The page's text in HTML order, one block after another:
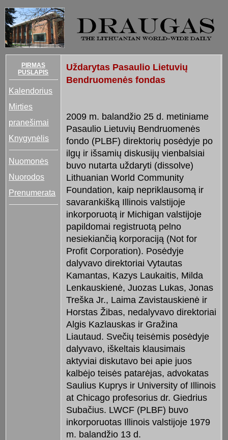
PIRMAS
PUSLAPIS
Kalendorius
Mirties
pranešimai
Knygynėlis
Nuomonės
Nuorodos
Prenumerata
Uždarytas Pasaulio Lietuvių
Bendruomenės fondas
2009 m. balandžio 25 d. metiniame
Pasaulio Lietuvių Bendruomenės
fondo (PLBF) direktorių posėdyje po
ilgų ir išsamių diskusijų vienbalsiai
buvo nutarta uždaryti (dissolve)
Lithuanian World Community
Foundation, kaip nepriklausomą ir
savarankišką Illinois valstijoje
inkorporuotą ir Michigan valstijoje
papildomai registruotą pelno
nesiekiančią korporaciją (Not for
Profit Corporation). Posėdyje
dalyvavo direktoriai Vytautas
Kamantas, Kazys Laukaitis, Milda
Lenkauskienė, Juozas Lukas, Jonas
Treška Jr., Laima Zavistauskienė ir
Horstas Žibas, nedalyvavo direktoriai
Algis Kazlauskas ir Gražina
Liautaud. Svečių teisėmis posėdyje
dalyvavo, iškeltais klausimais
aktyviai diskutavo bei apie juos
kalbėjo teisės patarėjas, advokatas
Saulius Kuprys ir University of Illinois
at Chicago profesorius dr. Giedrius
Subačius. LWCF (PLBF) buvo
inkorporuotas Illinois valstijoje 1979
m. balandžio 13 d.